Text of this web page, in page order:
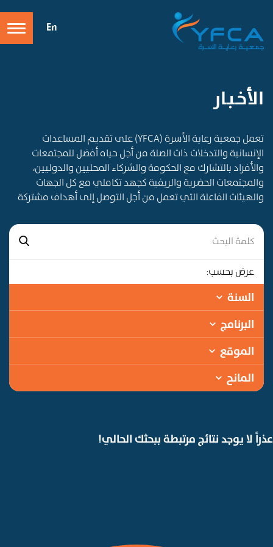
En
الأخـبـار
تعمل جمعية رعاية الأسرة (YFCA) على تقديم المساعدات
الإنسانية والتدخلات ذات الصلة من أجل حياه أفضل للمجتمعات
والأفراد بالتشارك مع الحكومة والشركاء المحليين والدوليين،
والمجتمعات الحضرية والريفية كجهد تكاملي مع كل الجهات
والهيئات الفاعلة التي تعمل من أجل التوصل إلى أهداف مشتركة
عرض بحسب:
السنة
البرنامج
الموقع
المانح
عذراً لا يوجد نتائج مرتبطة ببحثك الحالي!